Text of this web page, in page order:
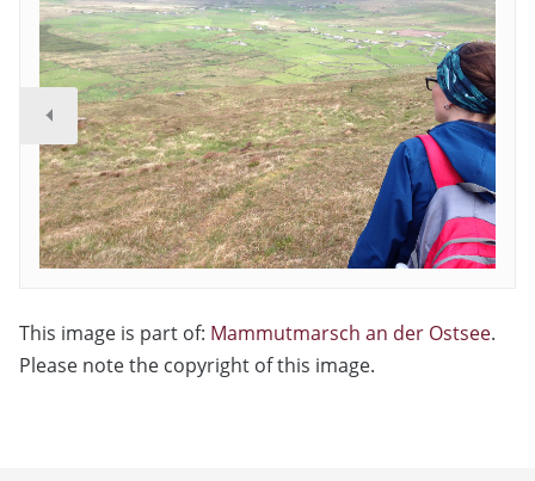
This image is part of: Mammutmarsch an der Ostsee.
Please note the copyright of this image.